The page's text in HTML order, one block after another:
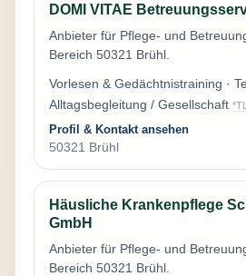
DOMI VITAE
Anbieter für Pflege- und
Bereich 50321 Brühl.
Vorlesen & Gedächtnistraining ·
Alltagsbegleitung / Gesellschaft *TL
Profil & Kontakt ansehen
50321 Brühl
Häusliche Krankenpflege
GmbH
Anbieter für Pflege- und
Bereich 50321 Brühl.